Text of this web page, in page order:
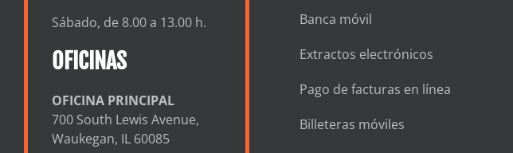
Sábado, de 8.00 a 13.00 h.
OFICINAS
OFICINA PRINCIPAL
700 South Lewis Avenue,
Waukegan, IL 60085
Banca móvil
Extractos electrónicos
Pago de facturas en línea
Billeteras móviles